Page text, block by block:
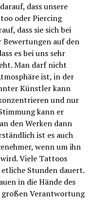
dass unsere
oder Piercing
dass sie sich bei
auf den
es bei uns sehr
Man darf nicht
ist, in der
Künstler kann
und nur
kann er
den Werken dann
ist es auch
wenn um ihn
Viele Tattoos
Stunden dauert.
in die Hände des
großen Verantwortung